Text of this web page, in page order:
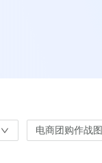
电商团购作战图